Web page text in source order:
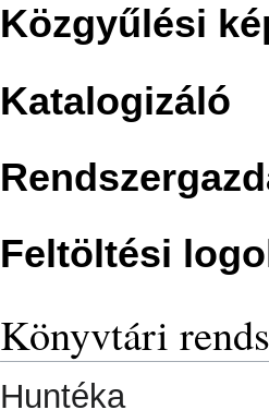
Közgyűlési
Katalogizáló
Feltöltési
Könyvtári
Huntéka